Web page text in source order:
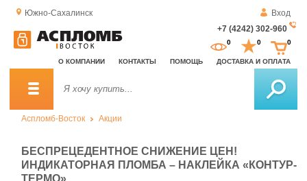
Южно-Сахалинск
Вход
+7 (4242) 302-960
О КОМПАНИИ КОНТАКТЫ ПОМОЩЬ ДОСТАВКА И ОПЛАТА
0 0 0
Аспломб-Восток Акции
БЕСПРЕЦЕДЕНТНОЕ СНИЖЕНИЕ ЦЕН!
ИНДИКАТОРНАЯ ПЛОМБА – НАКЛЕЙКА «КОНТУР-
ТЕРМО»